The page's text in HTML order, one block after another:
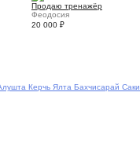
Продаю тренажёр
Феодосия
20 000 ₽
Керчь Ялта Бахчисарай Саки